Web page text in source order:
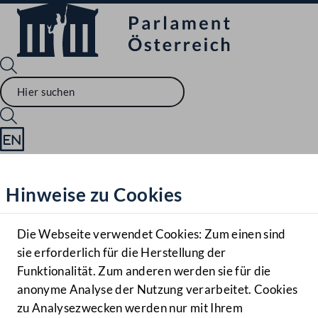
Hilfe
Benutzer
Navigationsmenü öffnen
MENÜ
Hinweise zu Cookies
Die Webseite verwendet Cookies: Zum einen sind
sie erforderlich für die Herstellung der
Funktionalität. Zum anderen werden sie für die
anonyme Analyse der Nutzung verarbeitet. Cookies
zu Analysezwecken werden nur mit Ihrem